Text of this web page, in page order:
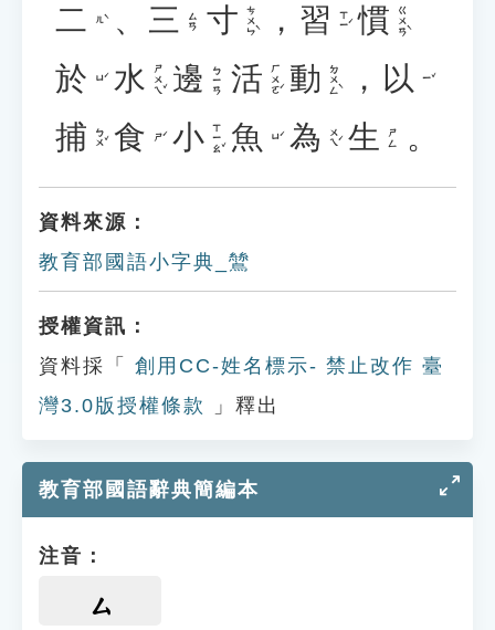
二 ㄦˋ 、 三 ㄙㄢ 寸 ㄘㄨㄣˋ ， 習 ㄒㄧˊ 慣 ㄍㄨㄢˋ
於 ㄩˊ 水 ㄕㄨㄟˇ 邊 ㄅㄧㄢ 活 ㄏㄨㄛˊ 動 ㄉㄨㄥˋ ， 以 ㄧˇ
捕 ㄅㄨˇ 食 ㄕˊ 小 ㄒㄧㄠˇ 魚 ㄩˊ 為 ㄨㄟˊ 生 ㄕㄥ 。
資料來源：
教育部國語小字典_鷥
授權資訊：
資料採「
創用CC-姓名標示- 禁止改作 臺
灣3.0版授權條款
」釋出
教育部國語辭典簡編本
注音：
ㄙ